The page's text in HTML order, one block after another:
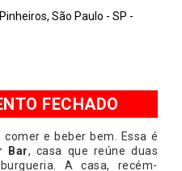
São Paulo - SP -
FECHADO
comer e beber bem. Essa é
Bar, casa que reúne duas
A casa, recém-